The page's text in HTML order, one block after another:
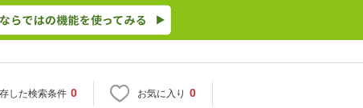
した検索条件 0 お気に入り 0